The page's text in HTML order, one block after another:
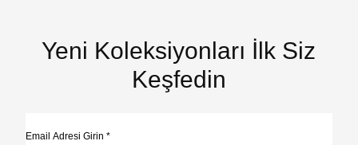
Yeni Koleksiyonları İlk Siz
Keşfedin